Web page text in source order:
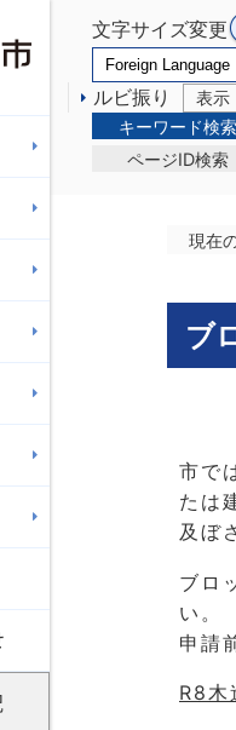
文字サイズ変更
ルビ振り
表示
キーワード検索
ページID検索
現在
ブ
市で
たは
及ぼ
ブロ
い。
申請
R8木